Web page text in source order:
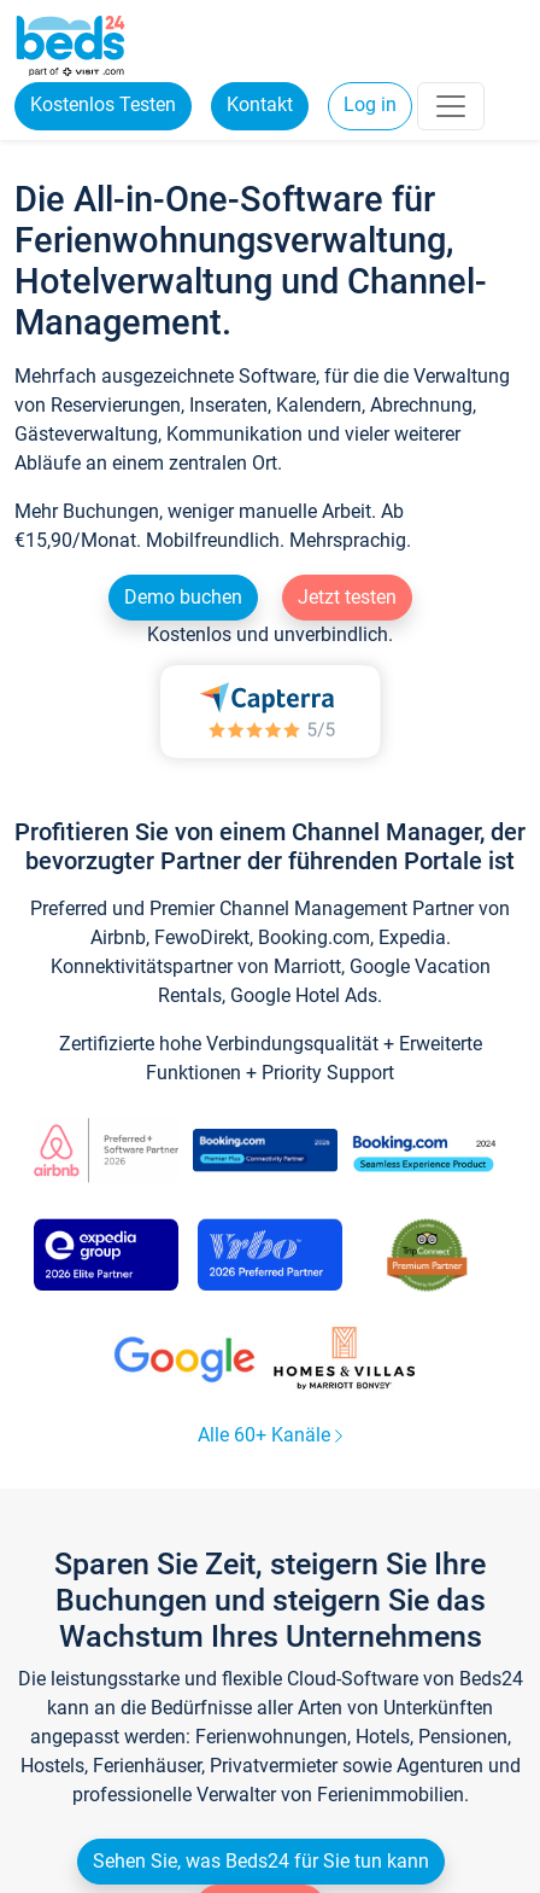
Kostenlos Testen Kontakt Log in
Die All-in-One-Software für
Ferienwohnungsverwaltung,
Hotelverwaltung und Channel-
Management.
Mehrfach ausgezeichnete Software, für die die Verwaltung
von Reservierungen, Inseraten, Kalendern, Abrechnung,
Gästeverwaltung, Kommunikation und vieler weiterer
Abläufe an einem zentralen Ort.
Mehr Buchungen, weniger manuelle Arbeit. Ab
€15,90/Monat. Mobilfreundlich. Mehrsprachig.
Demo buchen
Jetzt testen
Kostenlos und unverbindlich.
Profitieren Sie von einem Channel Manager, der
bevorzugter Partner der führenden Portale ist
Preferred und Premier Channel Management Partner von
Airbnb, FewoDirekt, Booking.com, Expedia.
Konnektivitätspartner von Marriott, Google Vacation
Rentals, Google Hotel Ads.
Zertifizierte hohe Verbindungsqualität + Erweiterte
Funktionen + Priority Support
Alle 60+ Kanäle
Sparen Sie Zeit, steigern Sie Ihre
Buchungen und steigern Sie das
Wachstum Ihres Unternehmens
Die leistungsstarke und flexible Cloud-Software von Beds24
kann an die Bedürfnisse aller Arten von Unterkünften
angepasst werden: Ferienwohnungen, Hotels, Pensionen,
Hostels, Ferienhäuser, Privatvermieter sowie Agenturen und
professionelle Verwalter von Ferienimmobilien.
Sehen Sie, was Beds24 für Sie tun kann